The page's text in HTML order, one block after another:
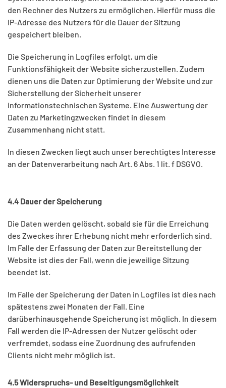
den Rechner des Nutzers zu ermöglichen. Hierfür muss die
IP-Adresse des Nutzers für die Dauer der Sitzung
gespeichert bleiben.
Die Speicherung in Logfiles erfolgt, um die
Funktionsfähigkeit der Website sicherzustellen. Zudem
dienen uns die Daten zur Optimierung der Website und zur
Sicherstellung der Sicherheit unserer
informationstechnischen Systeme. Eine Auswertung der
Daten zu Marketingzwecken findet in diesem
Zusammenhang nicht statt.
In diesen Zwecken liegt auch unser berechtigtes Interesse
an der Datenverarbeitung nach Art. 6 Abs. 1 lit. f DSGVO.
4.4 Dauer der Speicherung
Die Daten werden gelöscht, sobald sie für die Erreichung
des Zweckes ihrer Erhebung nicht mehr erforderlich sind.
Im Falle der Erfassung der Daten zur Bereitstellung der
Website ist dies der Fall, wenn die jeweilige Sitzung
beendet ist.
Im Falle der Speicherung der Daten in Logfiles ist dies nach
spätestens zwei Monaten der Fall. Eine
darüberhinausgehende Speicherung ist möglich. In diesem
Fall werden die IP-Adressen der Nutzer gelöscht oder
verfremdet, sodass eine Zuordnung des aufrufenden
Clients nicht mehr möglich ist.
4.5 Widerspruchs- und Beseitigungsmöglichkeit